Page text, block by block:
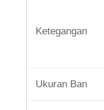
Ketegangan
Ukuran Ban